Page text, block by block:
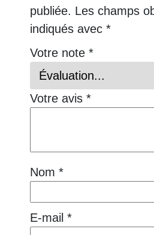
publiée. Les champs
indiqués avec *
Votre note *
Votre avis *
Nom *
E-mail *